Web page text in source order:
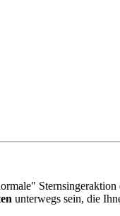
Sternsingeraktion
unterwegs sein, die